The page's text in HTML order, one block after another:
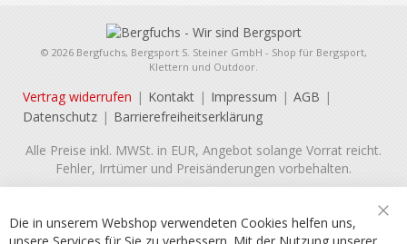
© 2026 Bergfuchs, Bergsport S. Steiner GmbH - Shop für Bergsport,
Klettern und Outdoor.
Vertrag widerrufen Kontakt Impressum
AGB
Datenschutz
Barrierefreiheitserklärung
Alle Preise inkl. MWSt. in EUR, Angebot solange Vorrat reicht.
Fehler, Irrtümer und Preisänderungen vorbehalten.
Die in unserem Webshop verwendeten Cookies helfen uns,